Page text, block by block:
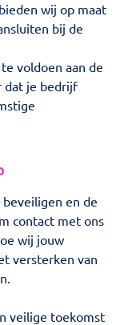
wij op maat
bij de
voldoen aan de
dat je bedrijf
en de
contact met ons
wij jouw
versterken van
veilige toekomst